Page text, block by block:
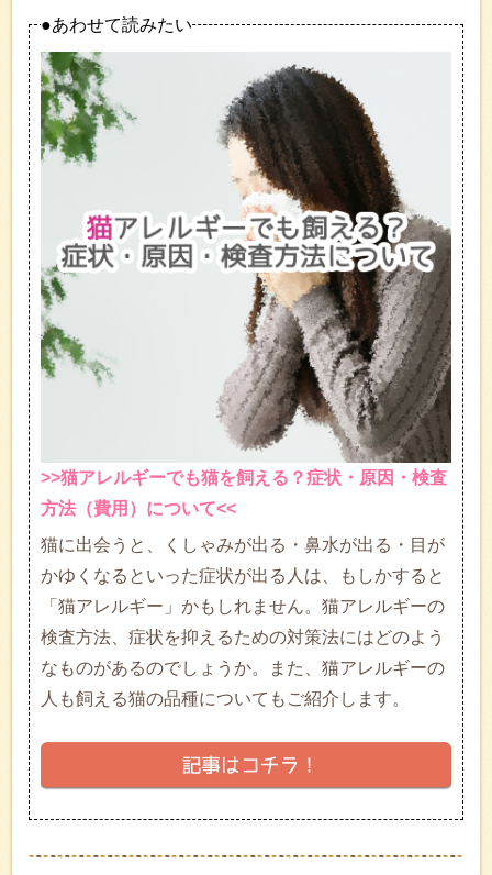
●あわせて読みたい
>>猫アレルギーでも猫を飼える？症状・原因・検査
方法（費用）について<<
猫に出会うと、くしゃみが出る・鼻水が出る・目が
かゆくなるといった症状が出る人は、もしかすると
「猫アレルギー」かもしれません。猫アレルギーの
検査方法、症状を抑えるための対策法にはどのよう
なものがあるのでしょうか。また、猫アレルギーの
人も飼える猫の品種についてもご紹介します。